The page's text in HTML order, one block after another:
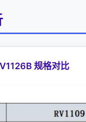
规格对比